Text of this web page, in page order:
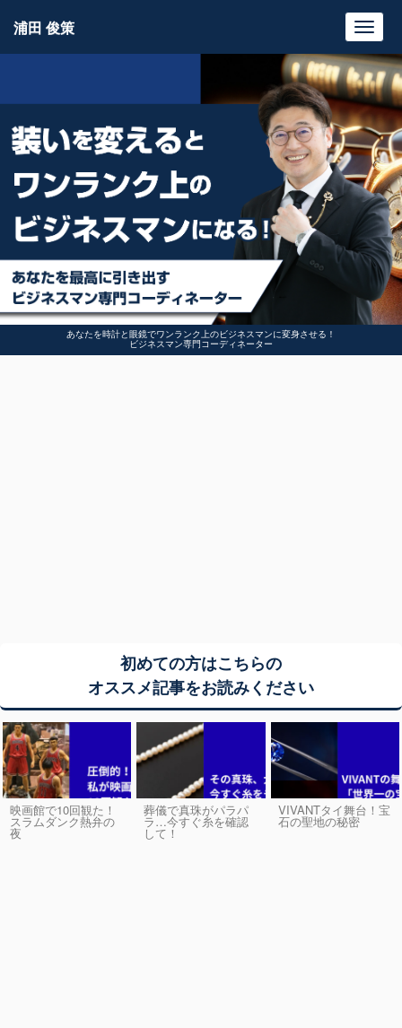
あなたを時計と眼鏡でワンランク上のビジネスマンに変身させる！
ビジネスマン専門コーディネーター
浦田 俊策
初めての方はこちらの
オススメ記事をお読みください
映画館で10回観た！
スラムダンク熱弁の
夜
葬儀で真珠がパラパ
ラ…今すぐ糸を確認
して！
VIVANTタイ舞台！宝
石の聖地の秘密